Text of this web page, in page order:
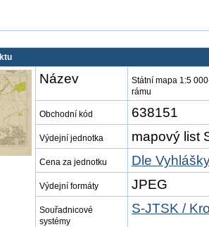
Název
Státní mapa 1:5
rámu
Obchodní kód 638151
Výdejní jednotka mapový list
Cena za jednotku Dle
Výdejní formáty JPEG
Souřadnicové
systémy
S-JTSK /